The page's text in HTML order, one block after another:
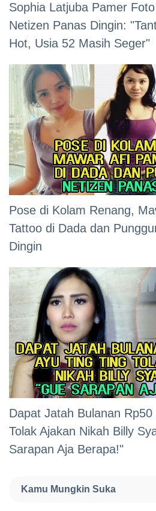
Sophia Latjuba Pamer
Netizen Panas Dingin:
Hot, Usia 52 Masih Seger"
Pose di Kolam Renang,
Tattoo di Dada dan
Dingin
Dapat Jatah Bulanan
Tolak Ajakan Nikah Billy
Sarapan Aja Berapa!"
Kamu Mungkin Suka